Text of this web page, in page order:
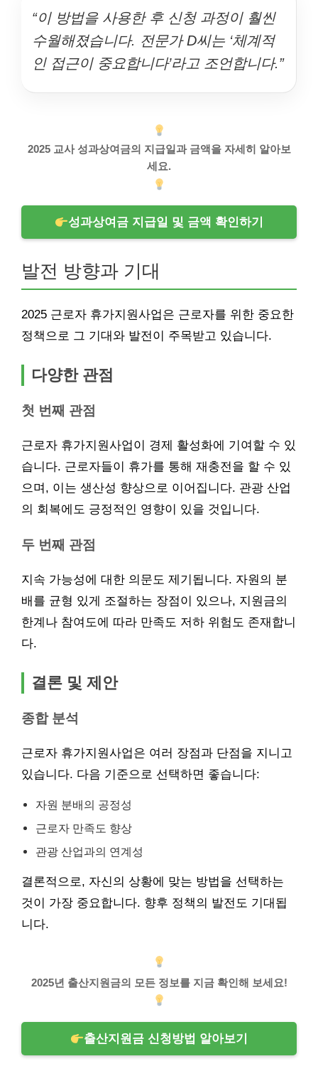
“이 방법을 사용한 후 신청 과정이 훨씬
수월해졌습니다. 전문가 D씨는 ‘체계적
인 접근이 중요합니다’라고 조언합니다.”
2025 교사 성과상여금의 지급일과 금액을 자세히 알아보
세요.
성과상여금 지급일 및 금액 확인하기
발전 방향과 기대
2025 근로자 휴가지원사업은 근로자를 위한 중요한
정책으로 그 기대와 발전이 주목받고 있습니다.
다양한 관점
첫 번째 관점
근로자 휴가지원사업이 경제 활성화에 기여할 수 있
습니다. 근로자들이 휴가를 통해 재충전을 할 수 있
으며, 이는 생산성 향상으로 이어집니다. 관광 산업
의 회복에도 긍정적인 영향이 있을 것입니다.
두 번째 관점
지속 가능성에 대한 의문도 제기됩니다. 자원의 분
배를 균형 있게 조절하는 장점이 있으나, 지원금의
한계나 참여도에 따라 만족도 저하 위험도 존재합니
다.
결론 및 제안
종합 분석
근로자 휴가지원사업은 여러 장점과 단점을 지니고
있습니다. 다음 기준으로 선택하면 좋습니다:
자원 분배의 공정성
근로자 만족도 향상
관광 산업과의 연계성
결론적으로, 자신의 상황에 맞는 방법을 선택하는
것이 가장 중요합니다. 향후 정책의 발전도 기대됩
니다.
2025년 출산지원금의 모든 정보를 지금 확인해 보세요!
출산지원금 신청방법 알아보기